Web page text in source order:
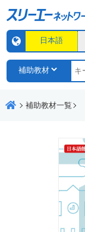
日本語
補助教材一覧